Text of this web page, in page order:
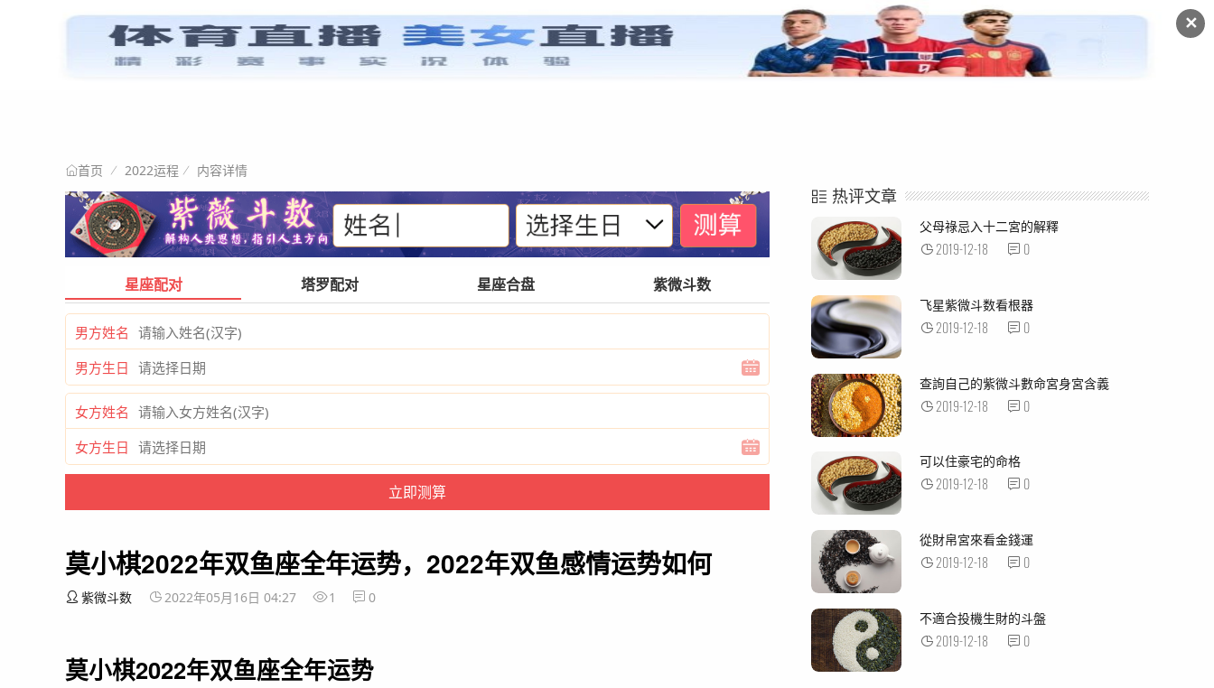
✕
首页 星情阐述 紫微基础 宫位体系 四化诀窍 格局玄奥 命例解析 紫微杂谈
首页 2022运程 内容详情
星座配对 塔罗配对 星座合盘 紫微斗数
男方姓名
男方生日
女方姓名
女方生日
莫小棋2022年双鱼座全年运势，2022年双鱼感情运势如何
紫微斗数 2022年05月16日 04:27 1 0
莫小棋2022年双鱼座全年运势
热评文章
父母祿忌入十二宮的解釋
2019-12-18 0
飞星紫微斗数看根器
2019-12-18 0
查詢自己的紫微斗數命宮身宮含義
2019-12-18 0
可以住豪宅的命格
2019-12-18 0
從財帛宮來看金錢運
2019-12-18 0
不適合投機生財的斗盤
2019-12-18 0